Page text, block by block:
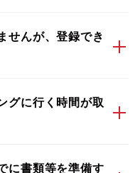
せんが、登録でき
グに行く時間が取
に書類等を準備す